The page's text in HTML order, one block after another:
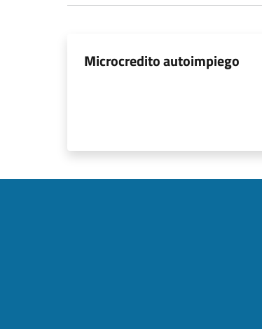
Microcredito autoimpiego